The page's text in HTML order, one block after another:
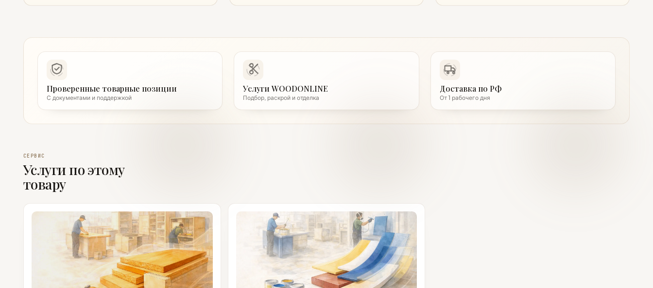
Проверенные товарные позиции
С документами и поддержкой
Услуги WOODONLINE
Подбор, раскрой и отделка
Доставка по РФ
От 1 рабочего дня
СЕРВИС
Услуги по этому
товару